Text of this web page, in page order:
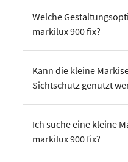
Welche
markilux 900 fix?
Kann die kleine
Sichtschutz genutzt
Ich suche eine kleine
markilux 900 fix?